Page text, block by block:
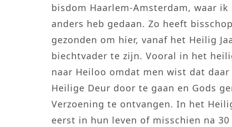
bisdom Haarlem-Amsterdam, waar
anders heb gedaan. Zo heeft
gezonden om hier, vanaf het Heilig
biechtvader te zijn. Vooral in het
naar Heiloo omdat men wist dat
Heilige Deur door te gaan en Gods
Verzoening te ontvangen. In het
eerst in hun leven of misschien na